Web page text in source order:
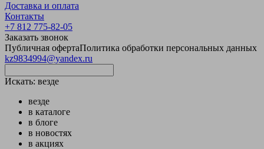
Доставка и оплата
Контакты
+7 812 775-82-05
Заказать звонок
Публичная офертаПолитика обработки персональных данных
kz9834994@yandex.ru
Искать: везде
везде
в каталоге
в блоге
в новостях
в акциях